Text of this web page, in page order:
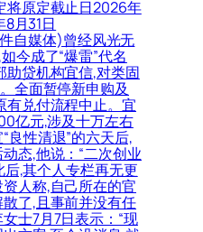
将原定截止日2026年
月31日
自媒体)曾经风光无
今成了“爆雷”代名
助贷机构宜信,对类固
全面暂停新申购及
有兑付流程中止。宜
亿元,涉及十万左右
良性清退”的六天后,
态,他说：“二次创业
,其个人专栏再无更
人称,自己所在的官
了,且事前并没有任
士7月7日表示：“现